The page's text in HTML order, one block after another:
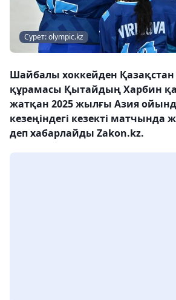
Сурет: olympic.kz
Шайбалы хоккейден Қазақстан
құрамасы Қытайдың Харбин
жатқан 2025 жылғы Азия
кезеңіндегі кезекті матчында
деп хабарлайды Zakon.kz.